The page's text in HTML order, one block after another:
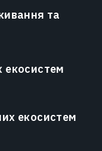
та
екосистем
екосистем